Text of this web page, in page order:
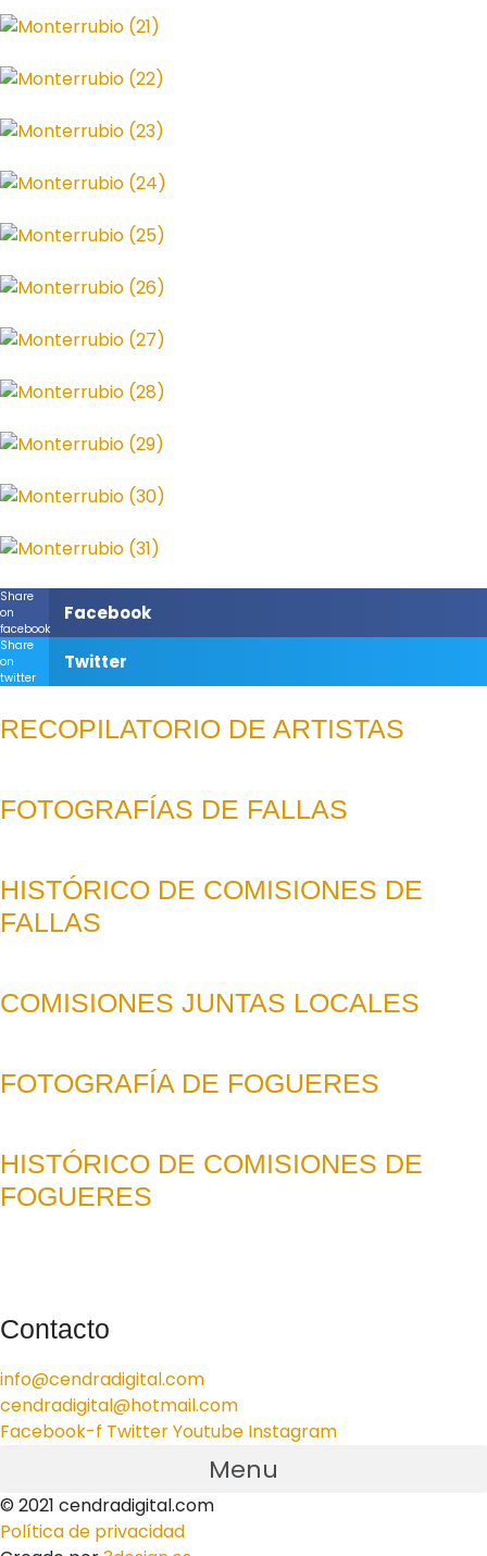
Share
on
facebook
Facebook
Share
on
twitter
Twitter
RECOPILATORIO DE ARTISTAS
FOTOGRAFÍAS DE FALLAS
HISTÓRICO DE COMISIONES DE
FALLAS
COMISIONES JUNTAS LOCALES
FOTOGRAFÍA DE FOGUERES
HISTÓRICO DE COMISIONES DE
FOGUERES
Contacto
info@cendradigital.com
cendradigital@hotmail.com
Facebook-f TwitterYoutube Instagram
Menu
© 2021 cendradigital.com
Política de privacidad